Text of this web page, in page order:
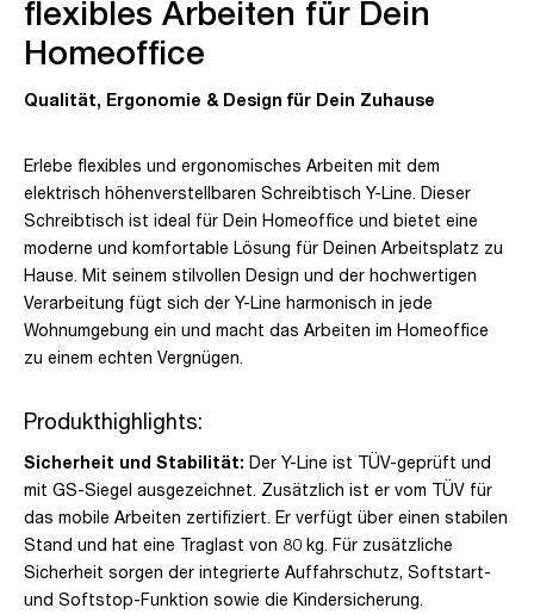
flexibles Arbeiten für Dein
Homeoffice
Qualität, Ergonomie & Design für Dein Zuhause
Erlebe flexibles und ergonomisches Arbeiten mit dem
elektrisch höhenverstellbaren Schreibtisch Y-Line. Dieser
Schreibtisch ist ideal für Dein Homeoffice und bietet eine
moderne und komfortable Lösung für Deinen Arbeitsplatz zu
Hause. Mit seinem stilvollen Design und der hochwertigen
Verarbeitung fügt sich der Y-Line harmonisch in jede
Wohnumgebung ein und macht das Arbeiten im Homeoffice
zu einem echten Vergnügen.
Produkthighlights:
Sicherheit und Stabilität: Der Y-Line ist TÜV-geprüft und
mit GS-Siegel ausgezeichnet. Zusätzlich ist er vom TÜV für
das mobile Arbeiten zertifiziert. Er verfügt über einen stabilen
Stand und hat eine Traglast von 80 kg. Für zusätzliche
Sicherheit sorgen der integrierte Auffahrschutz, Softstart-
und Softstop-Funktion sowie die Kindersicherung.